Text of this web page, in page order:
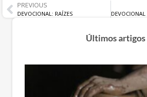
PREVIOUS
DEVOCIONAL: RAÍZES
Últimos artigos